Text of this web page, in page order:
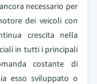
necessario per
dei veicoli con
crescita nella
in tutti i principali
costante di
esso sviluppato o